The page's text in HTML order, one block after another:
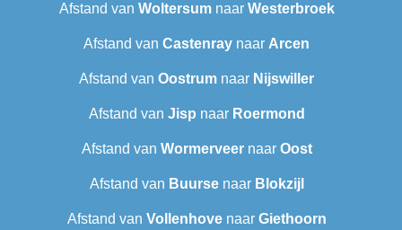
Afstand van Woltersumnaar Westerbroek
Afstand van Castenray naar Arcen
Afstand van Oostrum naar Nijswiller
Afstand van Jisp naar Roermond
Afstand van Wormerveernaar Oost
Afstand van Buursenaar Blokzijl
Afstand van Vollenhovenaar Giethoorn